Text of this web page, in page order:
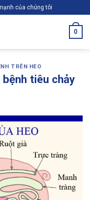
của chúng tôi
0
TRÊN HEO
tiêu chảy